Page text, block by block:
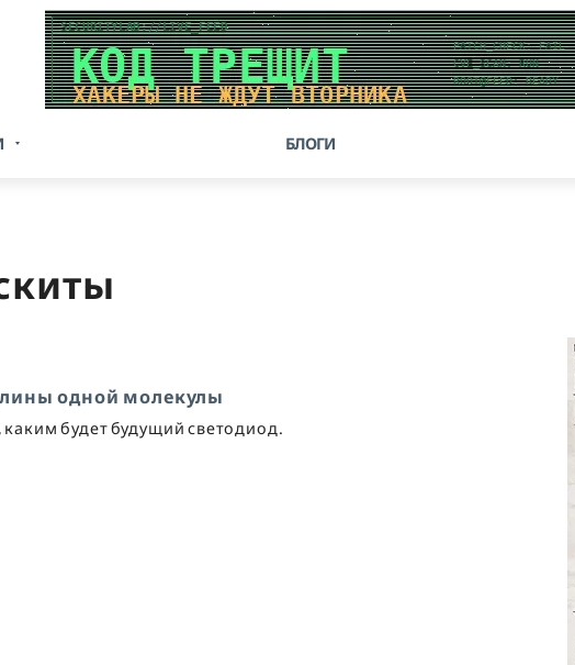
БЛОГИ
одной молекулы
будет будущий светодиод.